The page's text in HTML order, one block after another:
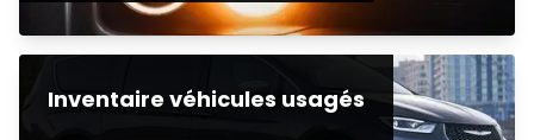
Inventaire véhicules usagés